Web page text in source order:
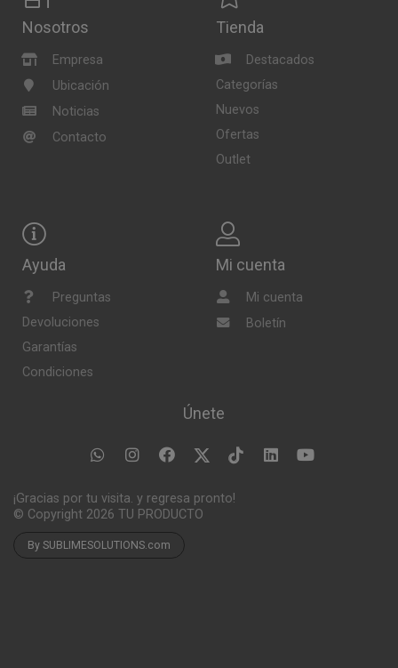
Nosotros
Empresa
Ubicación
Noticias
Contacto
Tienda
Destacados
Categorías
Nuevos
Ofertas
Outlet
Ayuda
Preguntas
Devoluciones
Garantías
Condiciones
Mi cuenta
Mi cuenta
Boletín
Únete
¡Gracias por tu visita. y regresa pronto!
© Copyright 2026 TU PRODUCTO
By SUBLIMESOLUTIONS.com